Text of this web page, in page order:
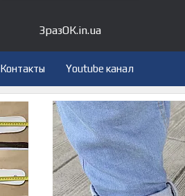
ЗразОК.in.ua
Контакты Youtube канал